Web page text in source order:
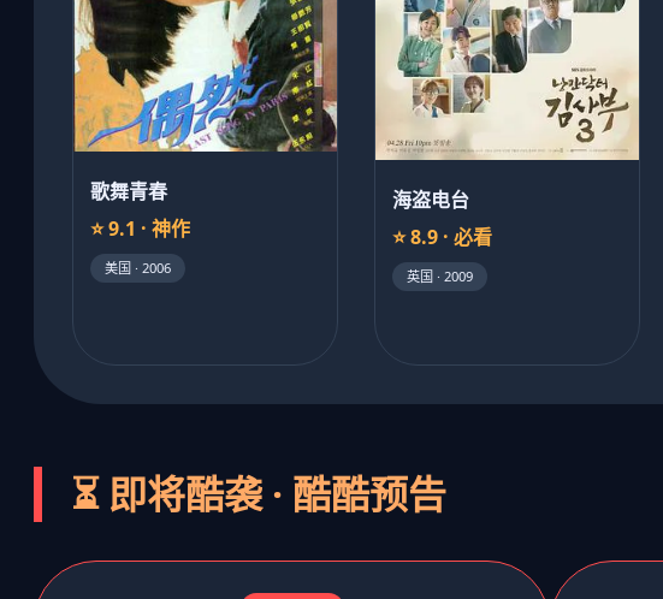
歌舞青春
⭐ 9.1 · 神作
美国 · 2006
海盗电台
⭐ 8.9 · 必看
英国 · 2009
⏳ 即将酷袭 · 酷酷预告